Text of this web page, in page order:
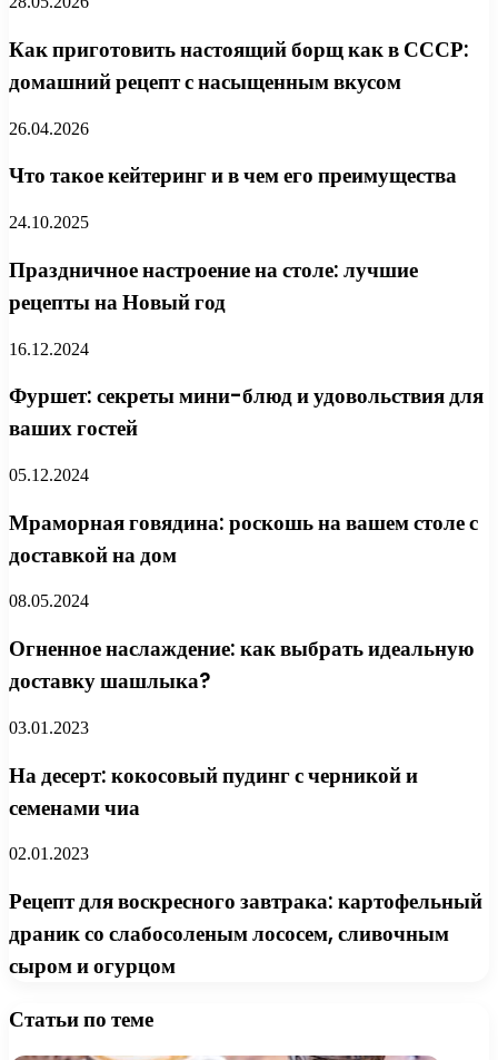
Как приготовить настоящий борщ как в СССР:
домашний рецепт с насыщенным вкусом
26.04.2026
Что такое кейтеринг и в чем его преимущества
24.10.2025
Праздничное настроение на столе: лучшие
рецепты на Новый год
16.12.2024
Фуршет: секреты мини-блюд и удовольствия для
ваших гостей
05.12.2024
Мраморная говядина: роскошь на вашем столе с
доставкой на дом
08.05.2024
Огненное наслаждение: как выбрать идеальную
доставку шашлыка?
03.01.2023
На десерт: кокосовый пудинг с черникой и
семенами чиа
02.01.2023
Рецепт для воскресного завтрака: картофельный
драник со слабосоленым лососем, сливочным
сыром и огурцом
Статьи по теме